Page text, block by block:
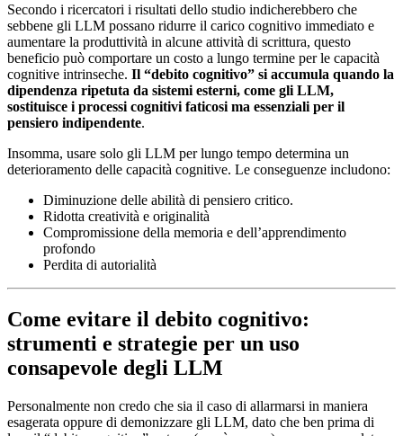
Secondo i ricercatori i risultati dello studio indicherebbero che
sebbene gli LLM possano ridurre il carico cognitivo immediato e
aumentare la produttività in alcune attività di scrittura, questo
beneficio può comportare un costo a lungo termine per le capacità
cognitive intrinseche. Il “debito cognitivo” si accumula quando la
dipendenza ripetuta da sistemi esterni, come gli LLM,
sostituisce i processi cognitivi faticosi ma essenziali per il
pensiero indipendente.
Insomma, usare solo gli LLM per lungo tempo determina un
deterioramento delle capacità cognitive. Le conseguenze includono:
Diminuzione delle abilità di pensiero critico.
Ridotta creatività e originalità
Compromissione della memoria e dell’apprendimento
profondo
Perdita di autorialità
Come evitare il debito cognitivo:
strumenti e strategie per un uso
consapevole degli LLM
Personalmente non credo che sia il caso di allarmarsi in maniera
esagerata oppure di demonizzare gli LLM, dato che ben prima di